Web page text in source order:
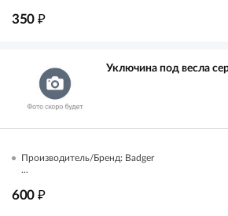
350 ₽
Уключина под весла
Производитель/Бренд: Badger
...
600 ₽